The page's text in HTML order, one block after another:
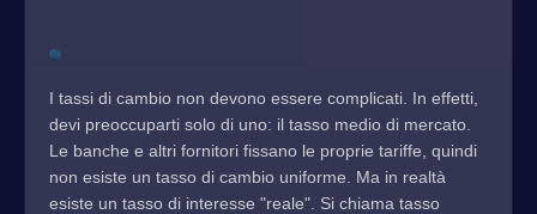
I tassi di cambio non devono essere complicati. In effetti,
devi preoccuparti solo di uno: il tasso medio di mercato.
Le banche e altri fornitori fissano le proprie tariffe, quindi
non esiste un tasso di cambio uniforme. Ma in realtà
esiste un tasso di interesse "reale". Si chiama tasso